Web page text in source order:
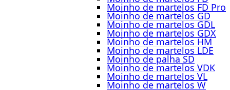
Moinho de martelos FD Pro
Moinho de martelos GD
Moinho de martelos GDL
Moinho de martelos GDX
Moinho de martelos HM
Moinho de martelos LDE
Moinho de palha SD
Moinho de martelos VDK
Moinho de martelos VL
Moinho de martelos W